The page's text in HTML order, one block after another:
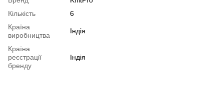
Кількість
6
Країна
виробництва
Індія
Країна
реєстрації
бренду
Індія